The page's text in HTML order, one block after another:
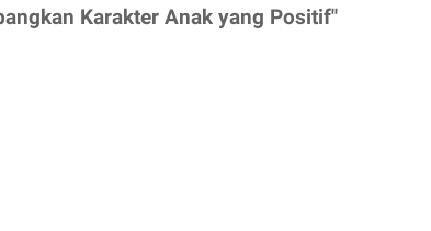
Karakter Anak yang Positif"